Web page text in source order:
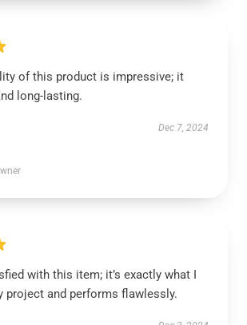
of this product is impressive; it
long-lasting.
Dec 7, 2024
with this item; it’s exactly what I
project and performs flawlessly.